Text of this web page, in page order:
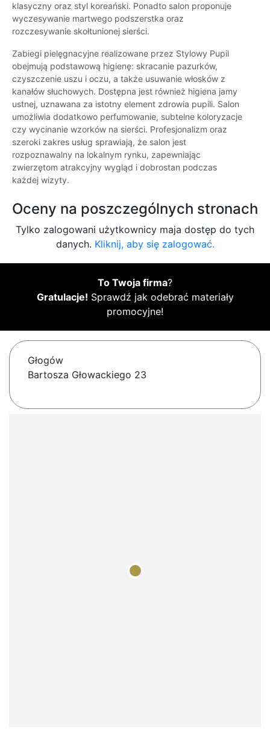
klasyczny oraz styl koreański. Ponadto salon proponuje
wyczesywanie martwego podszerstka oraz
rozczesywanie skołtunionej sierści.
Zabiegi pielęgnacyjne realizowane przez Stylowy Pupil
obejmują podstawową higienę: skracanie pazurków,
czyszczenie uszu i oczu, a także usuwanie włosków z
kanałów słuchowych. Dostępna jest również higiena jamy
ustnej, uznawana za istotny element zdrowia pupili. Salon
umożliwia dodatkowo perfumowanie, subtelne koloryzacje
czy wycinanie wzorków na sierści. Profesjonalizm oraz
szeroki zakres usług sprawiają, że salon jest
rozpoznawalny na lokalnym rynku, zapewniając
zwierzętom atrakcyjny wygląd i dobrostan podczas
każdej wizyty.
Oceny na poszczególnych stronach
Tylko zalogowani użytkownicy maja dostęp do tych
danych. Kliknij, aby się zalogować.
To Twoja firma?
Gratulacje! Sprawdź jak odebrać materiały
promocyjne!
Głogów
Bartosza Głowackiego 23